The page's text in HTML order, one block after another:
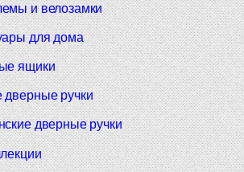
и велозамки
для дома
ящики
ручки
дверные ручки